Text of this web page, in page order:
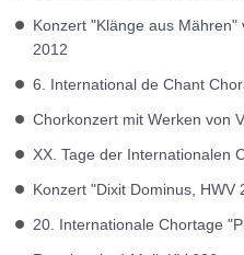
Konzert "Klänge aus
2012
6. International de Chant
Chorkonzert mit Werken von
XX. Tage der Internationalen
Konzert "Dixit Dominus,
20. Internationale Chortage